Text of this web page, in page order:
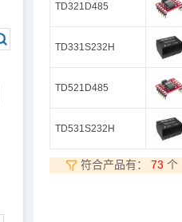
TD321D485
TD331S232H
TD521D485
TD531S232H
符合产品有： 73 个